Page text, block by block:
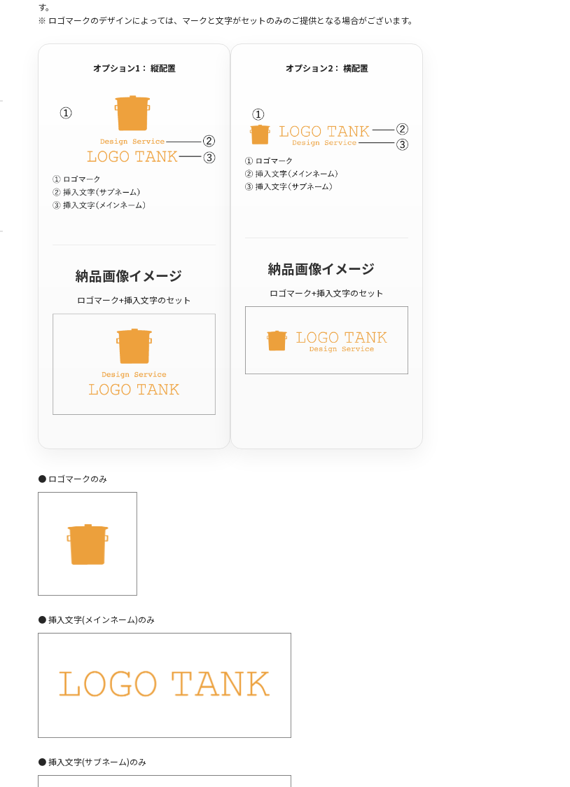
す。
※ ロゴマークのデザインによっては、マークと文字がセットのみのご提供となる場合がございます。
オプション1： 縦配置
納品画像イメージ
ロゴマーク+挿入文字のセット
オプション2： 横配置
納品画像イメージ
ロゴマーク+挿入文字のセット
● ロゴマークのみ
● 挿入文字(メインネーム)のみ
● 挿入文字(サブネーム)のみ